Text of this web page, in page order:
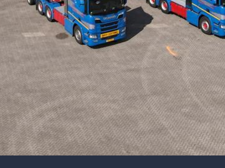
DEMANDE D'OFFRE
DEUTSCH FRANÇAIS ENGLISH